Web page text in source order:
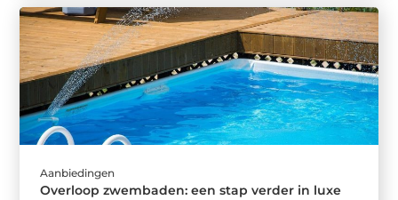
Aanbiedingen
Overloop zwembaden: een stap verder in luxe